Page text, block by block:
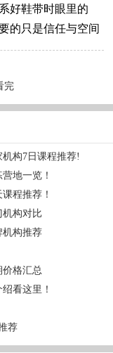
好鞋带时眼里的
的只是信任与空间
完
构7日课程推荐!
地一览！
程推荐！
构对比
机构推荐
价格汇总
看这里！
荐